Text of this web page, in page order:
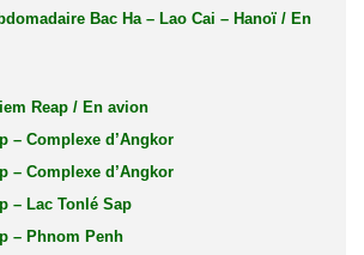
Bac Ha – Lao Cai – Hanoï / En
Reap / En avion
– Complexe d’Angkor
– Complexe d’Angkor
– Lac Tonlé Sap
– Phnom Penh